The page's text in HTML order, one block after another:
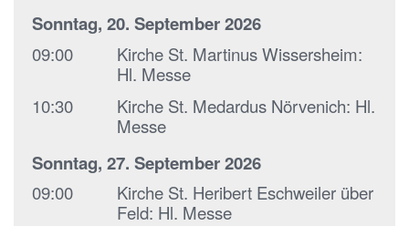
Sonntag, 20. September 2026
09:00
Kirche St. Martinus Wissersheim:
Hl. Messe
10:30
Kirche St. Medardus Nörvenich: Hl.
Messe
Sonntag, 27. September 2026
09:00
Kirche St. Heribert Eschweiler über
Feld: Hl. Messe